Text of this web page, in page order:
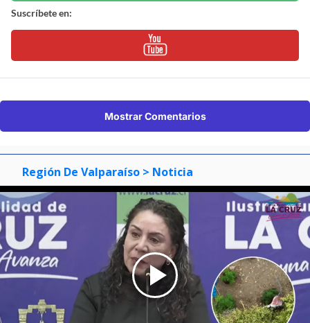
Suscríbete en:
Mostrar Comentarios
Región De Valparaíso > Noticia